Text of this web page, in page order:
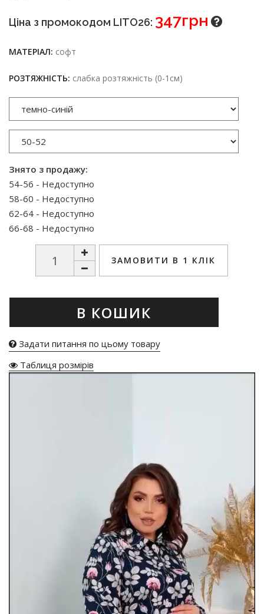
Ціна з промокодом LITO26: 347грн
МАТЕРІАЛ: софт
РОЗТЯЖНІСТЬ: слабка розтяжність (0-1см)
Знято з продажу:
54-56 - Недоступно
58-60 - Недоступно
62-64 - Недоступно
66-68 - Недоступно
ЗАМОВИТИ В 1 КЛІК
В КОШИК
Задати питання по цьому товару
Таблиця розмірів